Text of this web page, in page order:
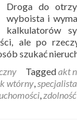
Droga do
wyboista i
kalkulatorów
ale po
szukać
Taggedakt
wtórny,
,